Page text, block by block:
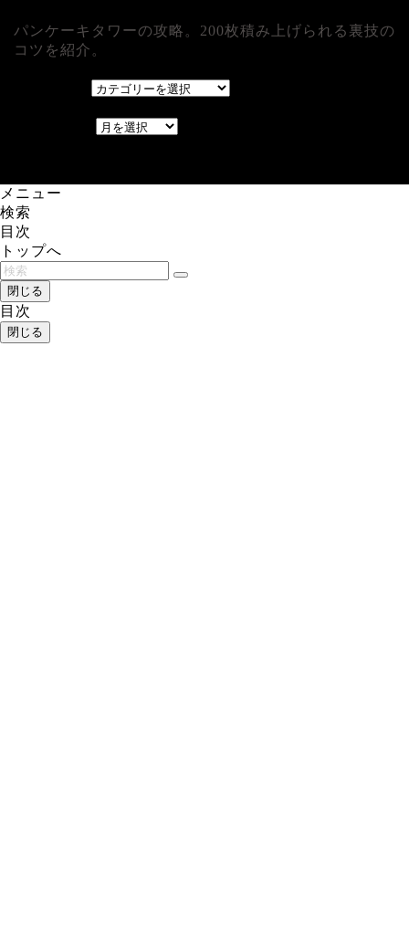
パンケーキタワーの攻略。200枚積み上げられる裏技の
コツを紹介。
メニュー
検索
目次
トップへ
閉じる
目次
閉じる